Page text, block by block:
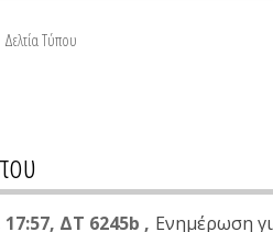
Δελτία Τύπου
ΔΤ 6245b , Ενημέρωση